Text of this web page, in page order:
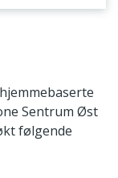
Sentrum Øst
følgende